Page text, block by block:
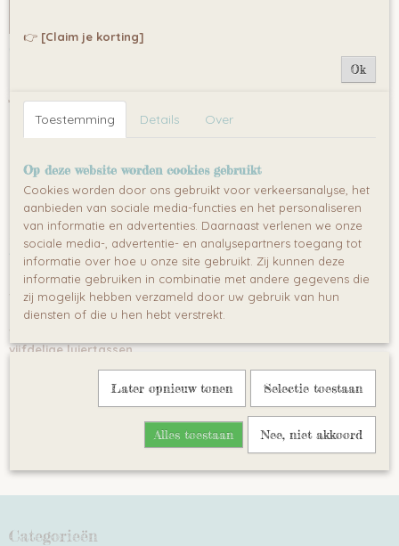
Een grote, ruime moedertas, perfect om te wandelen, winkelen…
€ 29,99
Niet op voorraad
Luiertas kopen?
De vijfdelige luiertassenzijn erg populair, omdat je werkelijk alles
voor de baby erin kwijt kunt als je uitgaat: ze zijn voorzien van een
handig verschoningsmatje, thermofles, tas voor speelgoed en
vijfdelige luiertassen.
luiertassenvan het populaire Engelse merk Koo-di
Categorieën
👉 [Claim je korting]
Ok
Toestemming Details Over
Op deze website worden cookies gebruikt
Cookies worden door ons gebruikt voor verkeersanalyse, het
aanbieden van sociale media-functies en het personaliseren
van informatie en advertenties. Daarnaast verlenen we onze
sociale media-, advertentie- en analysepartners toegang tot
informatie over hoe u onze site gebruikt. Zij kunnen deze
informatie gebruiken in combinatie met andere gegevens die
zij mogelijk hebben verzameld door uw gebruik van hun
diensten of die u hen hebt verstrekt.
Later opnieuw tonen Selectie toestaan
Alles toestaan Nee, niet akkoord